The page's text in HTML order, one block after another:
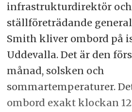
infrastrukturdirektör och
ställföreträdande
Smith kliver ombord på
Uddevalla. Det är den
månad, solsken och
sommartemperaturer.
ombord exakt klockan